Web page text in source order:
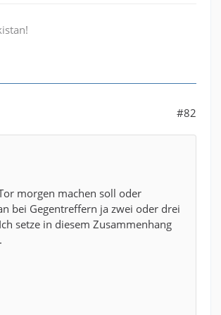
#82
morgen machen soll oder
bei Gegentreffern ja zwei oder drei
setze in diesem Zusammenhang